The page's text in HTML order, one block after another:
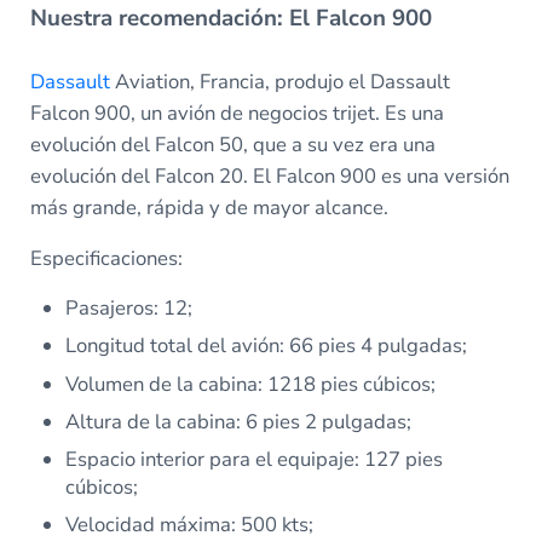
Nuestra recomendación: El Falcon 900
DassaultAviation, Francia, produjo el Dassault
Falcon 900, un avión de negocios trijet. Es una
evolución del Falcon 50, que a su vez era una
evolución del Falcon 20. El Falcon 900 es una versión
más grande, rápida y de mayor alcance.
Especificaciones:
Pasajeros: 12;
Longitud total del avión: 66 pies 4 pulgadas;
Volumen de la cabina: 1218 pies cúbicos;
Altura de la cabina: 6 pies 2 pulgadas;
Espacio interior para el equipaje: 127 pies
cúbicos;
Velocidad máxima: 500 kts;